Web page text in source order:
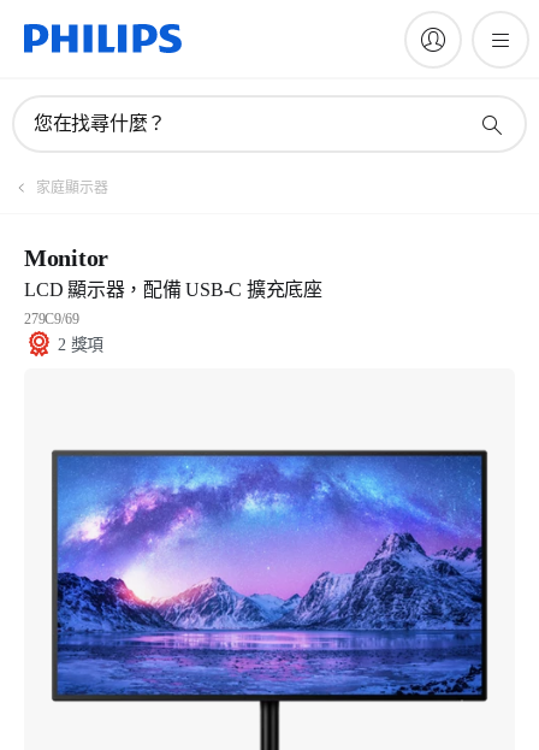
您在找尋什麼？
家庭顯示器
Monitor
LCD 顯示器，配備 USB-C 擴充底座
279C9/69
2 獎項